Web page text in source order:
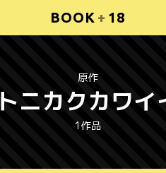
BOOK + 18
原作
トニカクカワイ
1作品